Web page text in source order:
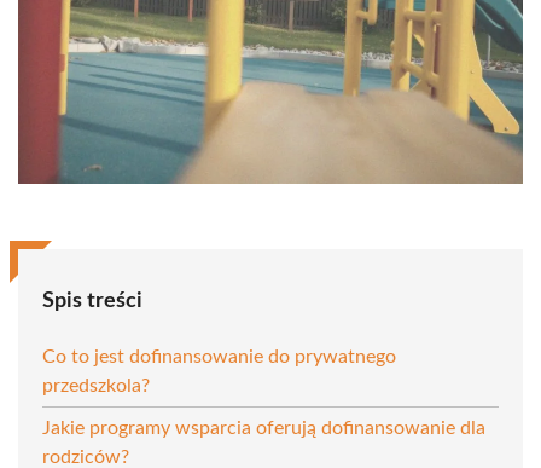
Spis treści
Co to jest dofinansowanie do prywatnego
przedszkola?
Jakie programy wsparcia oferują dofinansowanie dla
rodziców?